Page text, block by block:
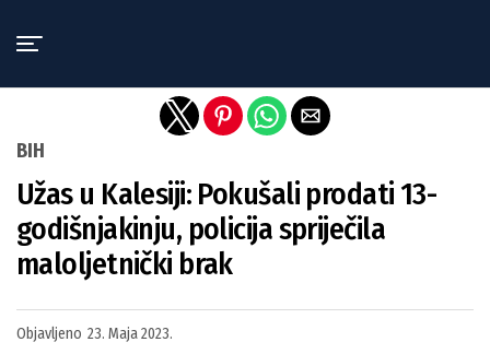
BIH
Užas u Kalesiji: Pokušali prodati 13-
godišnjakinju, policija spriječila
maloljetnički brak
Objavljeno 23. Maja 2023.